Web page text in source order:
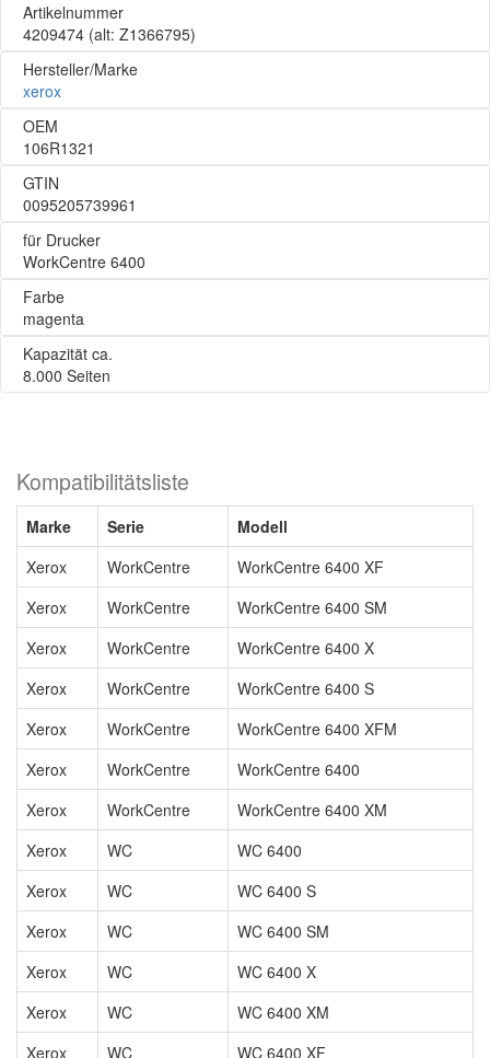
Artikelnummer
4209474 (alt: Z1366795)
Hersteller/Marke
xerox
OEM
106R1321
GTIN
0095205739961
für Drucker
WorkCentre 6400
Farbe
magenta
Kapazität ca.
8.000 Seiten
Kompatibilitätsliste
Marke Serie
Modell
Xerox
WorkCentre
WorkCentre 6400 XF
Xerox
WorkCentre
WorkCentre 6400 SM
Xerox
WorkCentre
WorkCentre 6400 X
Xerox
WorkCentre
WorkCentre 6400 S
Xerox
WorkCentre
WorkCentre 6400 XFM
Xerox
WorkCentre
WorkCentre 6400
Xerox
WorkCentre
WorkCentre 6400 XM
Xerox
WC
WC 6400
Xerox
WC
WC 6400 S
Xerox
WC
WC 6400 SM
Xerox
WC
WC 6400 X
Xerox
WC
WC 6400 XM
Xerox
WC WC 6400 XF